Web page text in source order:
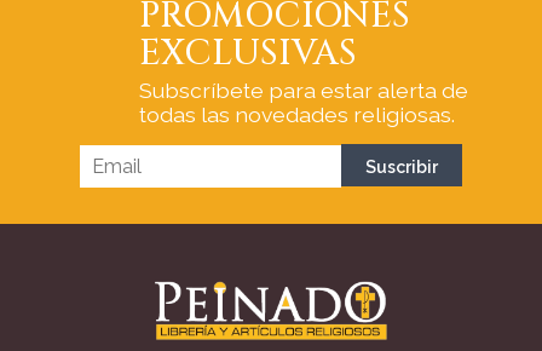
PROMOCIONES
EXCLUSIVAS
Subscríbete para estar alerta de
todas las novedades religiosas.